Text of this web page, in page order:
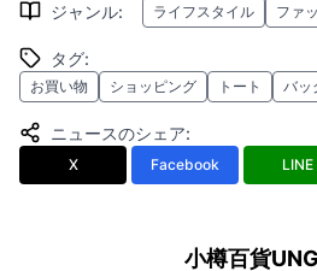
ジャンル: ライフスタイル ファ
タグ:
お買い物 ショッピング トート バッ
ニュースのシェア:
X Facebook LINE
小樽百貨